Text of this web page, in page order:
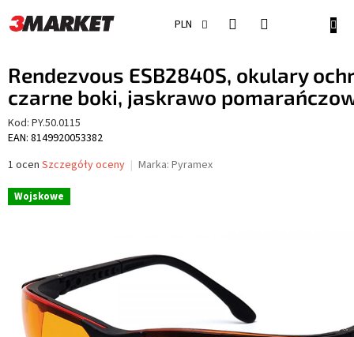
do
treści
PLN
Rendezvous ESB2840S, okulary
czarne boki, jaskrawo
Kod: PY.50.0115
EAN: 8149920053382
Średnia
produktu
wynosi
1 ocen Szczegóły oceny Marka: Pyramex
Wojskowe